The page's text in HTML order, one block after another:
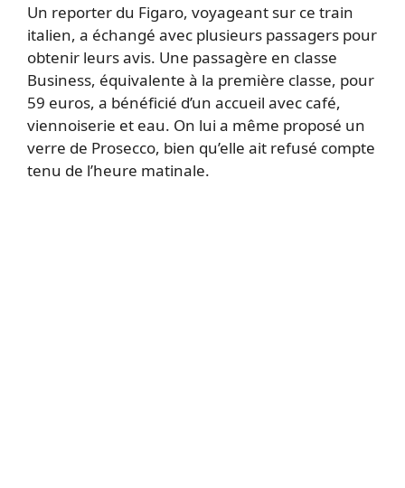
Un reporter du Figaro, voyageant sur ce train
italien, a échangé avec plusieurs passagers pour
obtenir leurs avis. Une passagère en classe
Business, équivalente à la première classe, pour
59 euros, a bénéficié d’un accueil avec café,
viennoiserie et eau. On lui a même proposé un
verre de Prosecco, bien qu’elle ait refusé compte
tenu de l’heure matinale.